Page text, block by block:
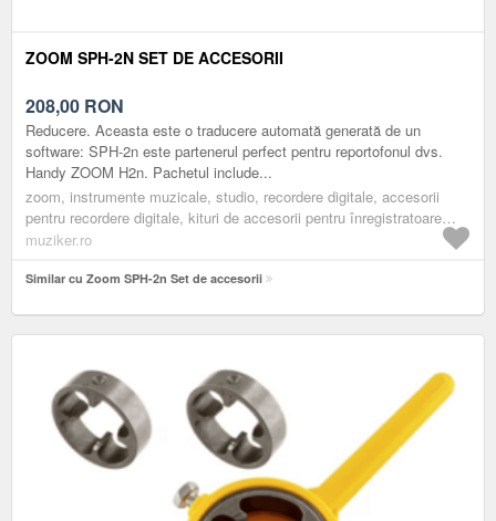
ZOOM SPH-2N SET DE ACCESORII
208,00 RON
Reducere. Aceasta este o traducere automată generată de un
software: SPH-2n este partenerul perfect pentru reportofonul dvs.
Handy ZOOM H2n. Pachetul include...
zoom, instrumente muzicale, studio, recordere digitale, accesorii
pentru recordere digitale, kituri de accesorii pentru înregistratoare
digitale, black
muziker.ro
Similar cu Zoom SPH-2n Set de accesorii